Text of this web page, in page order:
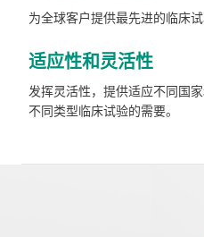
为全球客户提供最先进的临床
适应性和灵活性
发挥灵活性，提供适应不同国
不同类型临床试验的需要。